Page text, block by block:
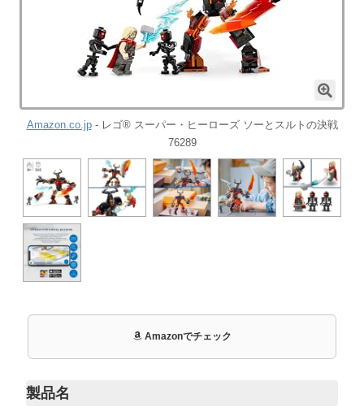
Amazon.co.jp- レゴ® スーパー・ヒーローズ ソーとスルトの決戦
76289
Amazonでチェック
製品名